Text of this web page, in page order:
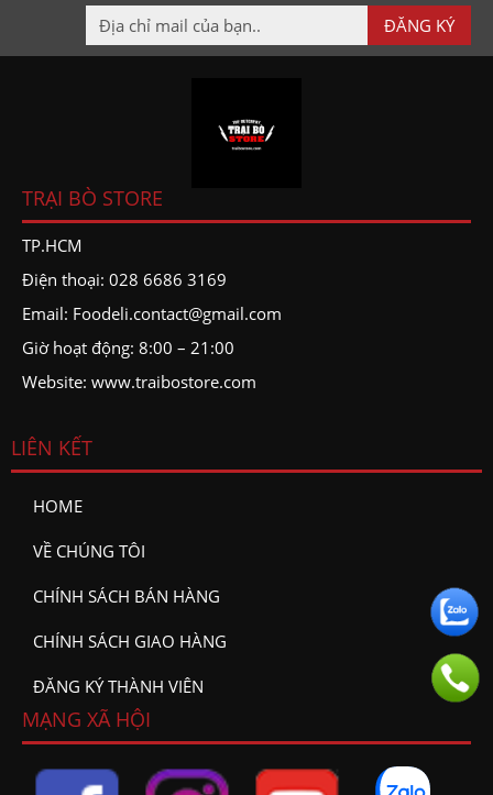
TRẠI BÒ STORE
TP.HCM
Điện thoại: 028 6686 3169
Email: Foodeli.contact@gmail.com
Giờ hoạt động: 8:00 – 21:00
Website: www.traibostore.com
LIÊN KẾT
HOME
VỀ CHÚNG TÔI
CHÍNH SÁCH BÁN HÀNG
CHÍNH SÁCH GIAO HÀNG
ĐĂNG KÝ THÀNH VIÊN
MẠNG XÃ HỘI